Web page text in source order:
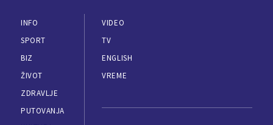
INFO
SPORT
BIZ
ŽIVOT
ZDRAVLJE
PUTOVANJA
VIDEO
TV
ENGLISH
VREME